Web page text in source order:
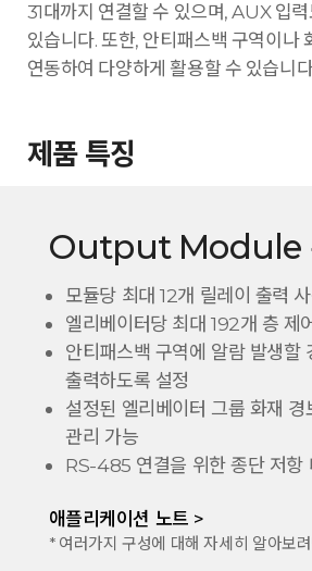
31대까지 연결할 수 있으며, AUX 입
있습니다. 또한, 안티패스백 구역이나
연동하여 다양하게 활용할 수 있습니
제품 특징
Output Module
모듈당 최대 12개 릴레이 출력
엘리베이터당 최대 192개 층 제
안티패스백 구역에 알람 발생할
출력하도록 설정
설정된 엘리베이터 그룹 화재 경
관리 가능
RS-485 연결을 위한 종단 저항
애플리케이션 노트 >
* 여러가지 구성에 대해 자세히 알아보